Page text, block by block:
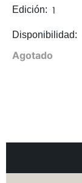
Agotado
Disponibilidad:
Edición: 1